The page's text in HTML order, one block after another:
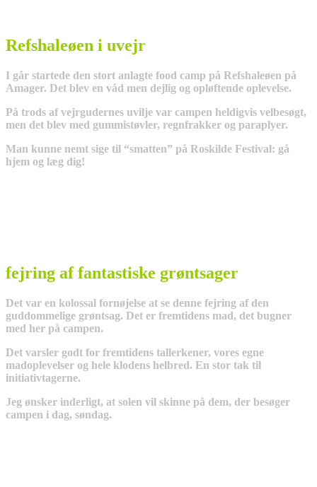
Refshaleøen i uvejr
I går startede den stort anlagte food camp på Refshaleøen på
Amager. Det blev en våd men dejlig og opløftende oplevelse.
På trods af vejrgudernes uvilje var campen heldigvis velbesøgt,
men det blev med gummistøvler, regnfrakker og paraplyer.
Man kunne nemt sige til “smatten” på Roskilde Festival: gå
hjem og læg dig!
fejring af fantastiske grøntsager
Det var en kolossal fornøjelse at se denne fejring af den
guddommelige grøntsag. Det er fremtidens mad, det bugner
med her på campen.
Det varsler godt for fremtidens tallerkener, vores egne
madoplevelser og hele klodens helbred. En stor tak til
initiativtagerne.
Jeg ønsker inderligt, at solen vil skinne på dem, der besøger
campen i dag, søndag.